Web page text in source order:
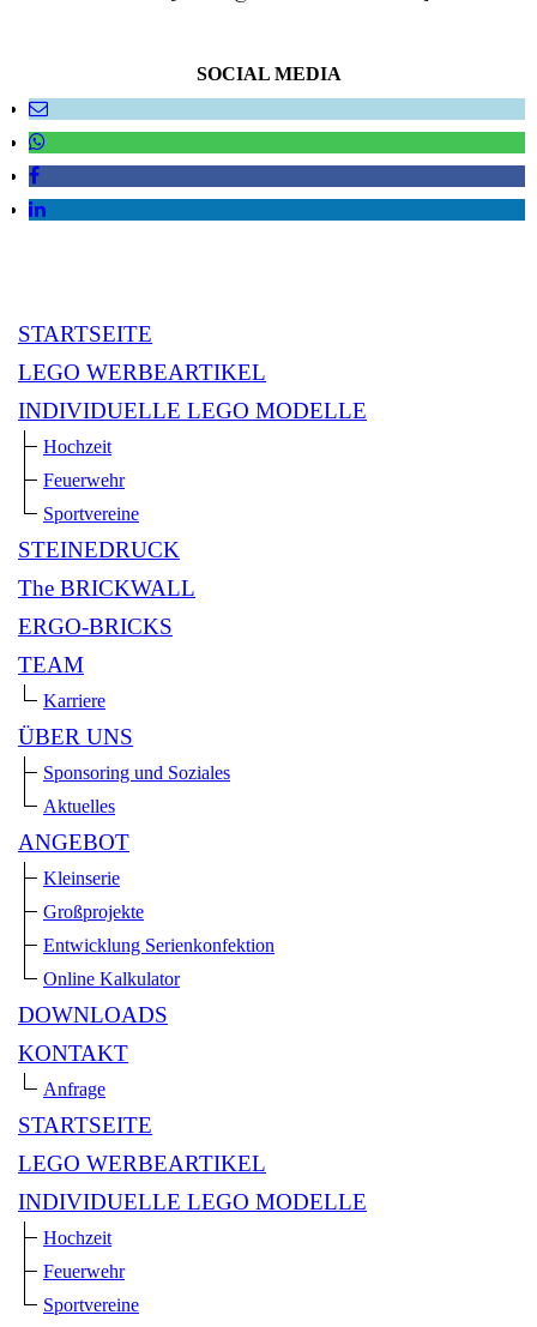
SOCIAL MEDIA
STARTSEITE
LEGO WERBEARTIKEL
INDIVIDUELLE LEGO MODELLE
Hochzeit
Feuerwehr
Sportvereine
STEINEDRUCK
The BRICKWALL
ERGO-BRICKS
TEAM
Karriere
ÜBER UNS
Sponsoring und Soziales
Aktuelles
ANGEBOT
Kleinserie
Großprojekte
Entwicklung Serienkonfektion
Online Kalkulator
DOWNLOADS
KONTAKT
Anfrage
STARTSEITE
LEGO WERBEARTIKEL
INDIVIDUELLE LEGO MODELLE
Hochzeit
Feuerwehr
Sportvereine